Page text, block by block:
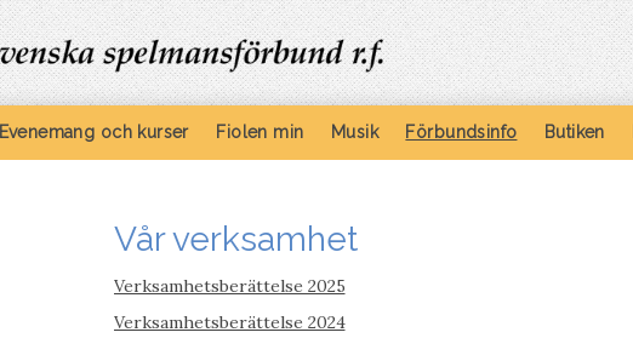
Evenemang och kurser Fiolen min Musik Förbundsinfo Butiken
Vår verksamhet
Verksamhetsberättelse 2025
Verksamhetsberättelse 2024